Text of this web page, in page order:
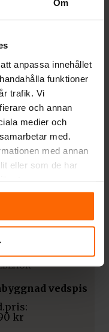
Om
anpassa innehållet
funktioner
trafik. Vi
och annan
medier och
med.
med annan
eller som de har
28
vedspis
kr